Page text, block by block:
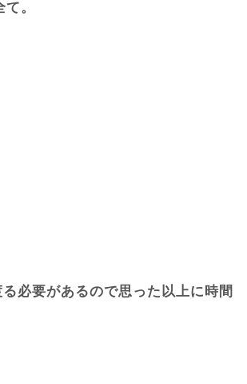
。
必要があるので思った以上に時間